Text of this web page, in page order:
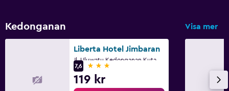
Kedonganan Visa mer
Liberta Hotel Jimbaran
7,6
3 stjärnor
119 kr